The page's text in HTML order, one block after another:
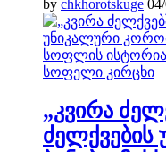
by chkhorotskuge
სოფელი კირცხი
„კვირა
ძელქვების